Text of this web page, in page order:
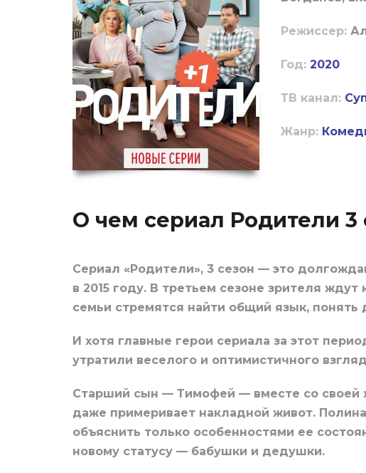
Режиссер:
Год: 2020
ТВ канал:
Жанр:
О чем сериал Родители 3
Сериал «Родители», 3 сезон — это
в 2015 году. В третьем сезоне зрителя
семьи стремятся найти общий язык, понять
И хотя главные герои сериала за этот
утратили веселого и оптимистичного
Старший сын — Тимофей — вместе со своей
даже примеривает накладной живот.
объяснить только особенностями ее
новому статусу — бабушки и дедушки.